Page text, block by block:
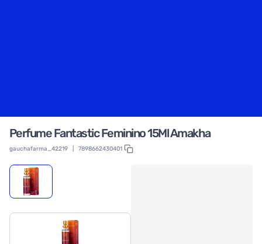
Perfume Fantastic Feminino 15Ml Amakha
gauchafarma_42219 7898662430401